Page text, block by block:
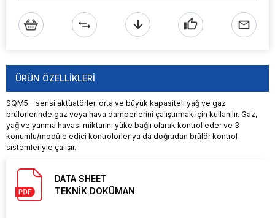
ÜRÜN ÖZELLIKLERI
SQM5... serisi aktüatörler, orta ve büyük kapasiteli yağ ve gaz
brülörlerinde gaz veya hava damperlerini çalıştırmak için kullanılır. Gaz,
yağ ve yanma havası miktarını yüke bağlı olarak kontrol eder ve 3
konumlu/modüle edici kontrolörler ya da doğrudan brülör kontrol
sistemleriyle çalışır.
DATA SHEET
TEKNİK DOKÜMAN